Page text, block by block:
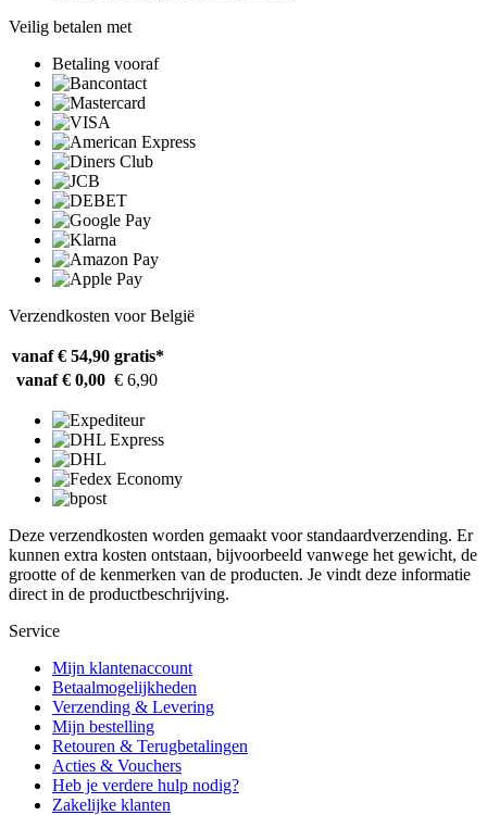
Veilig betalen met
Betaling vooraf
Verzendkosten voor België
vanaf € 54,90 gratis*
vanaf € 0,00 € 6,90
Deze verzendkosten worden gemaakt voor standaardverzending. Er
kunnen extra kosten ontstaan, bijvoorbeeld vanwege het gewicht, de
grootte of de kenmerken van de producten. Je vindt deze informatie
direct in de productbeschrijving.
Service
Mijn klantenaccount
Betaalmogelijkheden
Verzending & Levering
Mijn bestelling
Retouren & Terugbetalingen
Acties & Vouchers
Heb je verdere hulp nodig?
Zakelijke klanten